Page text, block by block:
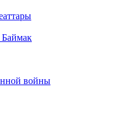
Баймак
войны